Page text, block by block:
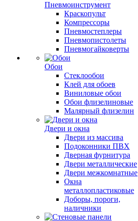
Пневмоинструмент
Краскопульт
Компрессоры
Пневмостеплеры
Пневмопистолеты
Пневмогайковерты
Обои
Стеклообои
Клей для обоев
Виниловые обои
Обои флизелиновые
Малярный флизелин
Двери и окна
Двери из массива
Подоконники ПВХ
Дверная фурнитура
Двери металлические
Двери межкомнатные
Окна
металлопластиковые
Доборы, пороги,
наличники